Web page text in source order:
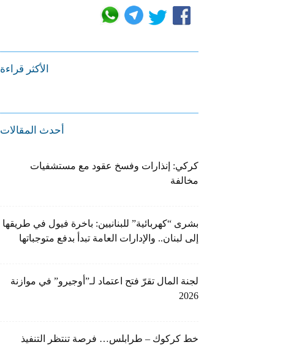
الأكثر قراءة
أحدث المقالات
كركي: إنذارات وفسخ عقود مع مستشفيات
مخالفة
بشرى “كهربائية” للبنانيين: باخرة فيول في طريقها
إلى لبنان.. والإدارات العامة تبدأ بدفع متوجباتها
لجنة المال تقرّ فتح اعتماد لـ”أوجيرو” في موازنة
2026
خط كركوك – طرابلس… فرصة تنتظر التنفيذ